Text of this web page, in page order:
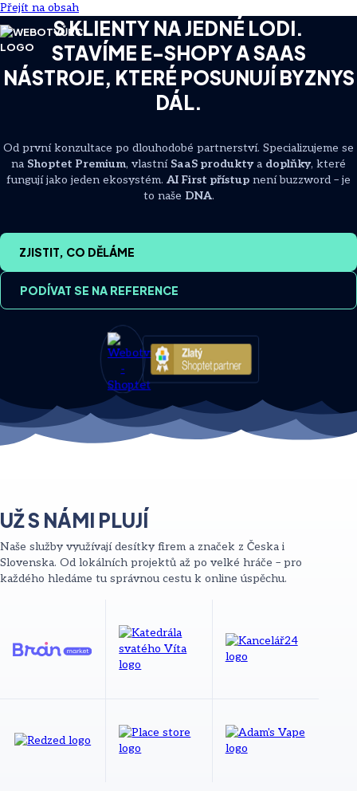
Přejít na obsah
S KLIENTY NA JEDNÉ LODI.
STAVÍME E-SHOPY A SAAS
NÁSTROJE, KTERÉ POSUNUJÍ BYZNYS
DÁL.
Od první konzultace po dlouhodobé partnerství. Specializujeme se
na Shoptet Premium, vlastní SaaS produkty a doplňky, které
fungují jako jeden ekosystém. AI First přístup není buzzword – je
to naše DNA.
ZJISTIT, CO DĚLÁME
PODÍVAT SE NA REFERENCE
UŽ S NÁMI PLUJÍ
Naše služby využívají desítky firem a značek z Česka i
Slovenska. Od lokálních projektů až po velké hráče – pro
každého hledáme tu správnou cestu k online úspěchu.